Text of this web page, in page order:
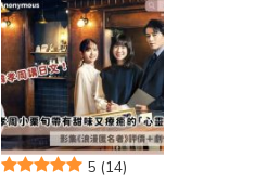
5 (14)